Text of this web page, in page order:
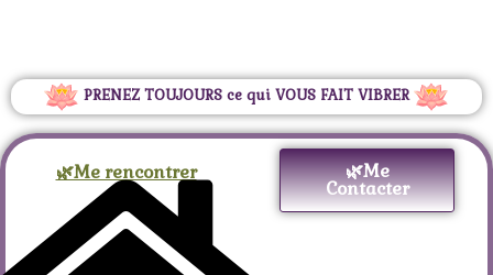
PRENEZ TOUJOURS ce qui VOUS FAIT VIBRER
🌿Me rencontrer 🌿Me
Contacter